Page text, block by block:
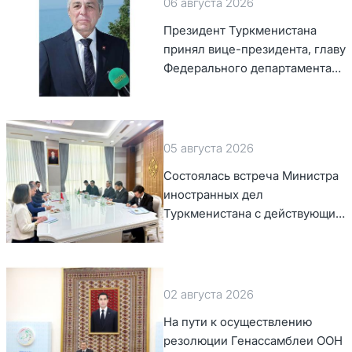
Президент Туркменистана
принял вице-президента, главу
Федерального департамента
05 августа 2026
Состоялась встреча Министра
иностранных дел
Туркменистана с действующим
председателем ОБСЕ
02 августа 2026
На пути к осуществлению
резолюции Генассамблеи ООН